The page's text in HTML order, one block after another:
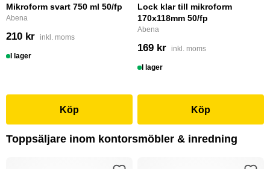
Mikroform svart 750 ml 50/fp
Abena
210 kr inkl. moms
I lager
Köp
Lock klar till mikroform
170x118mm 50/fp
Abena
169 kr inkl. moms
I lager
Köp
Toppsäljare inom kontorsmöbler & inredning